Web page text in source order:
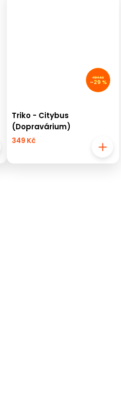
494 Kč
–29 %
Triko - Citybus
(Dopravárium)
349 Kč